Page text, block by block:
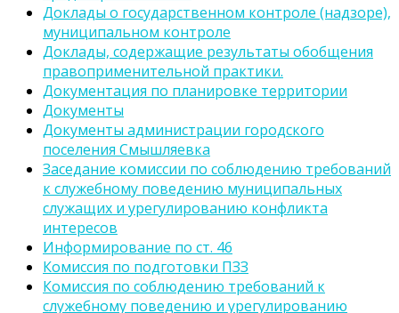
Доклады о государственном контроле (надзоре),
муниципальном контроле
Доклады, содержащие результаты обобщения
правоприменительной практики.
Документация по планировке территории
Документы
Документы администрации городского
поселения Смышляевка
Заседание комиссии по соблюдению требований
к служебному поведению муниципальных
служащих и урегулированию конфликта
интересов
Информирование по ст. 46
Комиссия по подготовки ПЗЗ
Комиссия по соблюдению требований к
служебному поведению и урегулированию